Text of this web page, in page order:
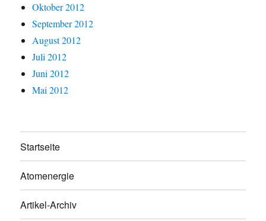
Oktober 2012
September 2012
August 2012
Juli 2012
Juni 2012
Mai 2012
Startseite
Atomenergie
Artikel-Archiv